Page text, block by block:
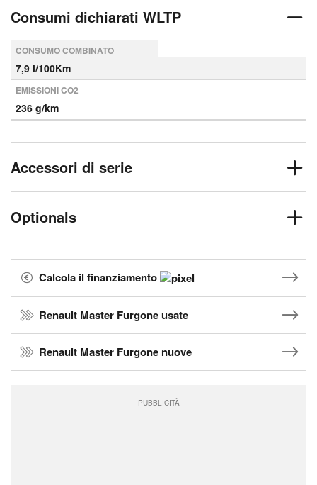
Consumi dichiarati WLTP
CONSUMO COMBINATO
7,9 l/100Km
EMISSIONI CO2
236 g/km
Accessori di serie
Optionals
Calcola il finanziamento
Renault Master Furgone usate
Renault Master Furgone nuove
PUBBLICITÀ